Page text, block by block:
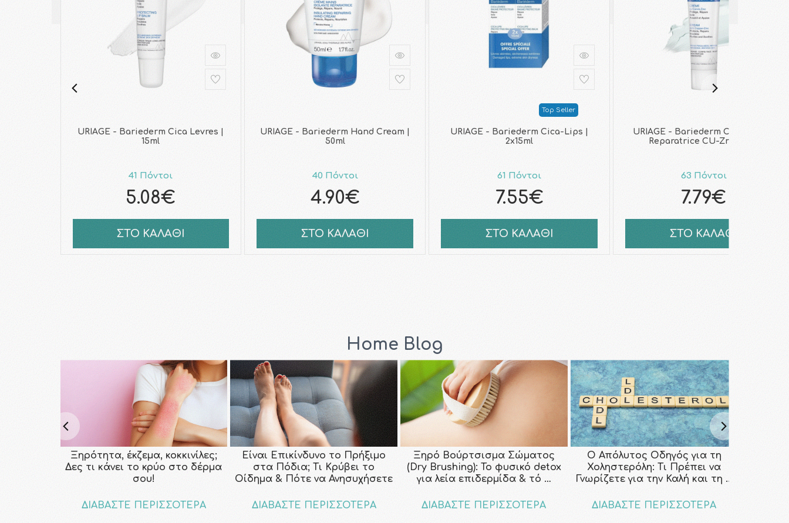
URIAGE - Bariederm Cica Levres |
15ml
41 Πόντοι
5.08€
ΣΤΟ ΚΑΛΑΘΙ
URIAGE - Bariederm Hand Cream |
50ml
40 Πόντοι
4.90€
ΣΤΟ ΚΑΛΑΘΙ
Top Seller
URIAGE - Bariederm Cica-Lips |
2x15ml
61 Πόντοι
7.55€
ΣΤΟ ΚΑΛΑΘΙ
URIAGE - Bariederm Cica-Creme
Reparatrice CU-Zn | 40ml
63 Πόντοι
7.79€
ΣΤΟ ΚΑΛΑΘΙ
Home Blog
Ξηρότητα, έκζεμα, κοκκινίλες;
Δες τι κάνει το κρύο στο δέρμα
σου!
ΔΙΑΒΑΣΤΕ ΠΕΡΙΣΣΟΤΕΡΑ
Είναι Επικίνδυνο το Πρήξιμο
στα Πόδια; Τι Κρύβει το
Οίδημα & Πότε να Ανησυχήσετε
ΔΙΑΒΑΣΤΕ ΠΕΡΙΣΣΟΤΕΡΑ
Ξηρό Βούρτσισμα Σώματος
(Dry Brushing): Το φυσικό detox
για λεία επιδερμίδα & τό …
ΔΙΑΒΑΣΤΕ ΠΕΡΙΣΣΟΤΕΡΑ
Ο Απόλυτος Οδηγός για τη
Χοληστερόλη: Τι Πρέπει να
Γνωρίζετε για την Καλή και τη …
ΔΙΑΒΑΣΤΕ ΠΕΡΙΣΣΟΤΕΡΑ